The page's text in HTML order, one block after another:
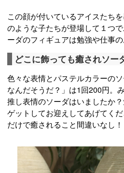
この顔が付いているアイスたち
のような子たちが登場して１つ
ーダのフィギュアは勉強や仕事
どこに飾っても癒されソー
色々な表情とパステルカラーの
なんだそうだ？」は1回200円。
推し表情のソーダはいましたか
ゲットしてお迎えしてあげてく
だけで癒されること間違いなし！